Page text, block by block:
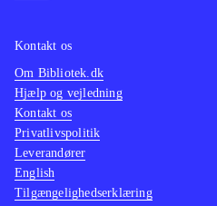
Kontakt os
Om Bibliotek.dk
Hjælp og vejledning
Kontakt os
Privatlivspolitik
Leverandører
English
Tilgængelighedserklæring